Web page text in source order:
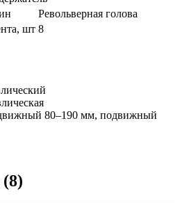
Револьверная голова
шт 8
80–190 мм, подвижный